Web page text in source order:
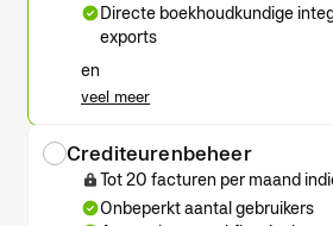
Directe boekhoudkundige
exports
en
veel meer
Crediteurenbeheer
Tot 20 facturen per maand
Onbeperkt aantal gebruikers